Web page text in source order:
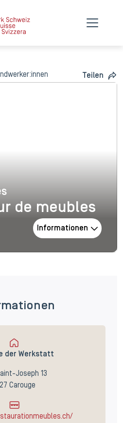
Teilen
de meubles
Informationen
der Werkstatt
Joseph 13
Carouge